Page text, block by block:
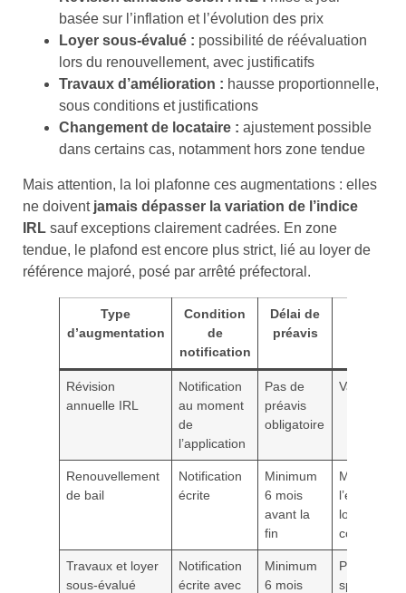
basée sur l’inflation et l’évolution des prix
Loyer sous-évalué : possibilité de réévaluation
lors du renouvellement, avec justificatifs
Travaux d’amélioration : hausse proportionnelle,
sous conditions et justifications
Changement de locataire : ajustement possible
dans certains cas, notamment hors zone tendue
Mais attention, la loi plafonne ces augmentations : elles
ne doivent jamais dépasser la variation de l’indice
IRL sauf exceptions clairement cadrées. En zone
tendue, le plafond est encore plus strict, lié au loyer de
référence majoré, posé par arrêté préfectoral.
Type
d’augmentation
Condition
de
notification
Délai de
préavis
Révision
annuelle IRL
Notification
au moment
de
l’application
Pas de
préavis
obligatoire
Variation
Renouvellement
de bail
Notification
écrite
Minimum
6 mois
avant la
fin
Moitié de
l’écart avec
loyers
Travaux et loyer
sous-évalué
Notification
écrite avec
Minimum
6 mois
Plafond
spécifique